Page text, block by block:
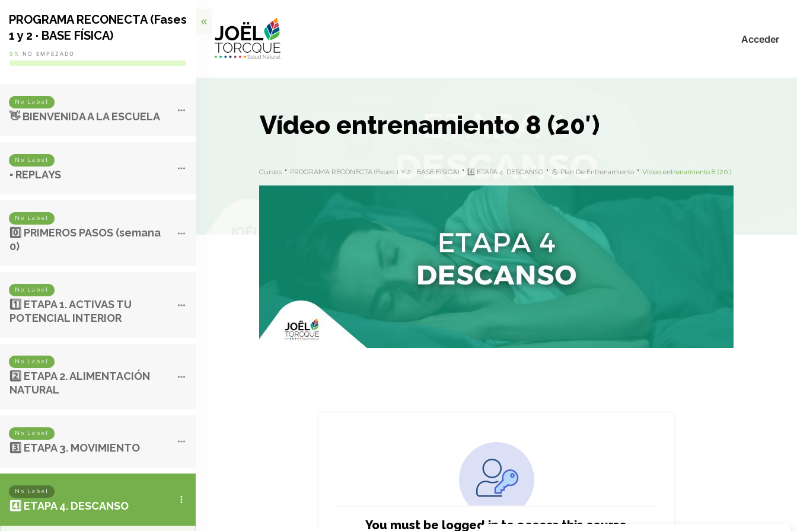
Acceder
Vídeo entrenamiento 8 (20′)
Cursos PROGRAMA RECONECTA (Fases 1 Y 2 · BASE FÍSICA) 4️⃣ ETAPA 4. DESCANSO 💪 Plan De Entrenamiento Vídeo entrenamiento 8 (20′)
You must be logged in to access this course
PROGRAMA RECONECTA (Fases
1 y 2 · BASE FÍSICA)
0% NO EMPEZADO
No Label
👋 BIENVENIDA A LA ESCUELA
No Label
▪️ REPLAYS
No Label
0️⃣ PRIMEROS PASOS (semana
0)
No Label
1️⃣ ETAPA 1. ACTIVAS TU
POTENCIAL INTERIOR
No Label
2️⃣ ETAPA 2. ALIMENTACIÓN
NATURAL
No Label
3️⃣ ETAPA 3. MOVIMIENTO
No Label
4️⃣ ETAPA 4. DESCANSO